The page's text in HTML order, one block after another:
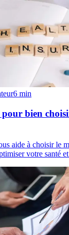
6 min
bien
aide à choisir le
votre santé